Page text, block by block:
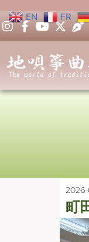
2026-
町
EN FR